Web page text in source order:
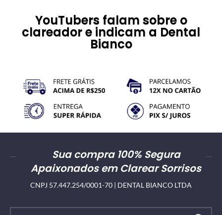
YouTubers falam sobre o
clareador e indicam a Dental
Bianco
Sua compra 100% Segura
Apaixonados em Clarear Sorrisos
CNPJ 57.447.254/0001-70 | DENTAL BIANCO LTDA